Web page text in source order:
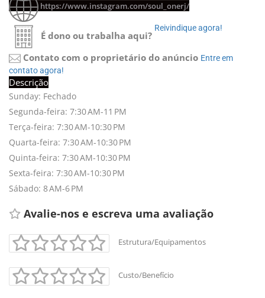
https://www.instagram.com/soul_onerj/
É dono ou trabalha aqui?
Reivindique agora!
Contato com o proprietário do anúncio Entre em
contato agora!
Descrição
Sunday: Fechado
Segunda-feira: 7:30 AM-11 PM
Terça-feira: 7:30 AM-10:30 PM
Quarta-feira: 7:30 AM-10:30 PM
Quinta-feira: 7:30 AM-10:30 PM
Sexta-feira: 7:30 AM-10:30 PM
Sábado: 8 AM-6 PM
Avalie-nos e escreva uma avaliação
Estrutura/Equipamentos
Custo/Benefício